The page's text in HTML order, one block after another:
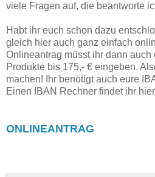
viele Fragen auf, die beantworte
Habt ihr euch schon dazu
gleich hier auch ganz einfach
Onlineantrag müsst ihr dann auch
Produkte bis 175,- € eingeben.
machen! Ihr benötigt auch eure
Einen IBAN Rechner findet ihr hier
ONLINEANTRAG